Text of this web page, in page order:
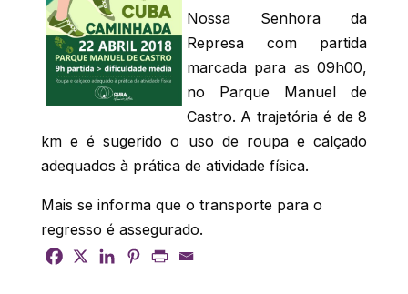
Nossa Senhora da
Represa com partida
marcada para as 09h00,
no Parque Manuel de
Castro. A trajetória é de 8
km e é sugerido o uso de roupa e calçado
adequados à prática de atividade física.
Mais se informa que o transporte para o
regresso é assegurado.